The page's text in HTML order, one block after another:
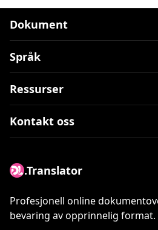
Dokument
Språk
Ressurser
Kontakt oss
.Translator
Profesjonell online
bevaring av opprinnelig format.